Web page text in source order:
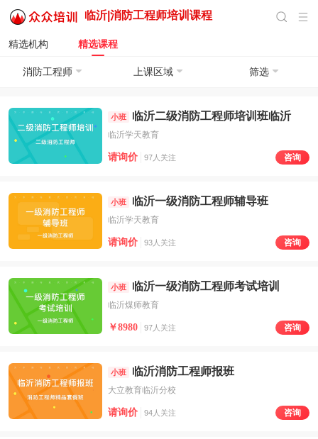
临沂| 消防工程师培训 课程
精选机构 精选课程
消防工程师 上课区域 筛选
小班 临沂二级消防工程师培训班临沂
临沂学天教育
请询价 97人关注 咨询
小班 临沂一级消防工程师辅导班
临沂学天教育
请询价 93人关注 咨询
小班 临沂一级消防工程师考试培训
临沂煤师教育
￥8980 97人关注 咨询
小班 临沂消防工程师报班
大立教育临沂分校
请询价 94人关注 咨询